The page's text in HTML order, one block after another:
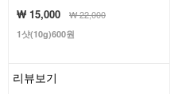
₩ 15,000 ₩22,000
1샷(10g)600원
리뷰보기